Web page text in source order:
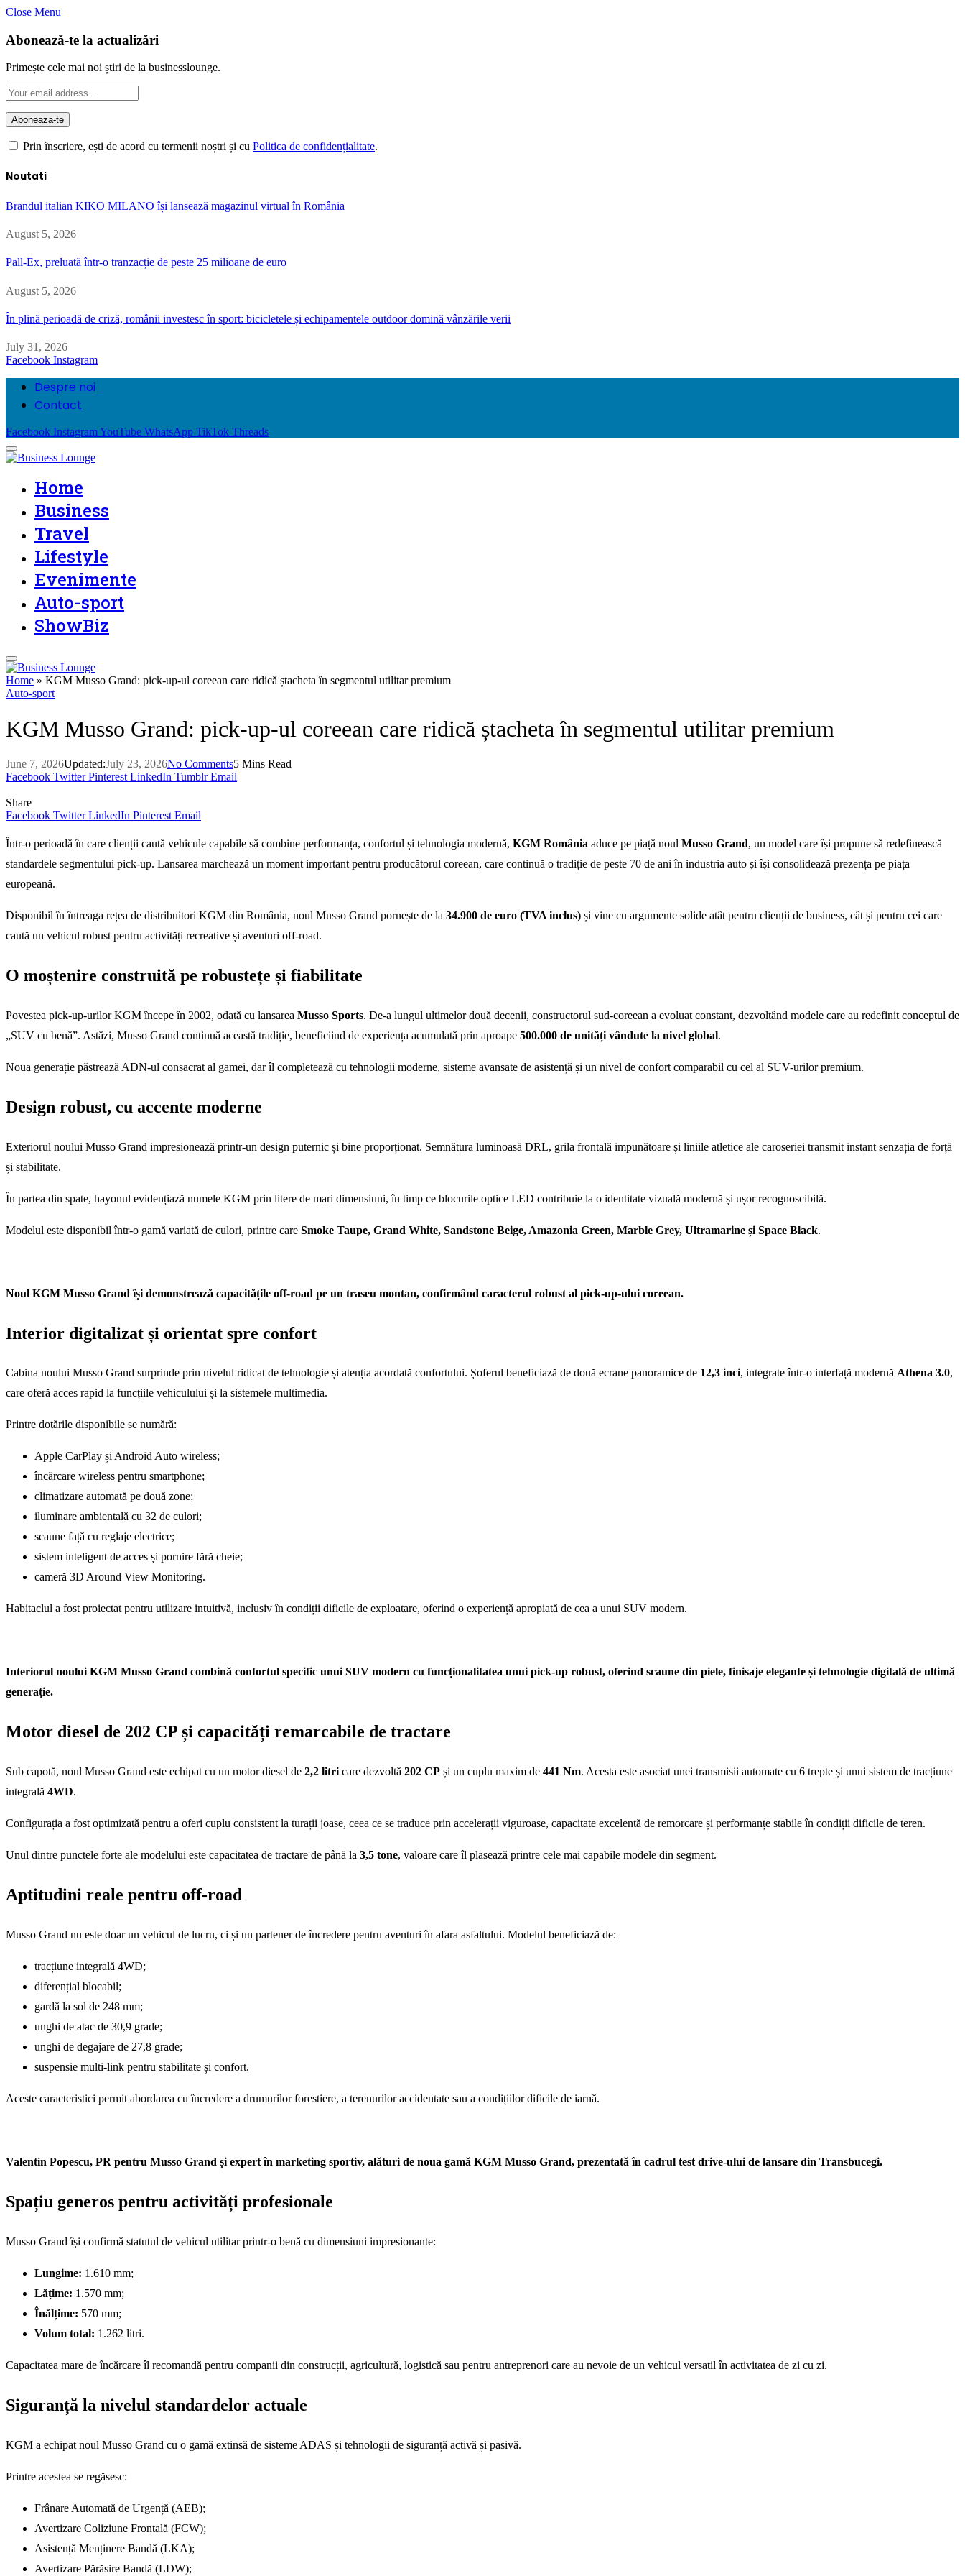
Close Menu
Abonează-te la actualizări
Primește cele mai noi știri de la businesslounge.
Prin înscriere, ești de acord cu termenii noștri și cu Politica de confidențialitate.
Noutati
Brandul italian KIKO MILANO își lansează magazinul virtual în România
August 5, 2026
Pall-Ex, preluată într-o tranzacție de peste 25 milioane de euro
August 5, 2026
În plină perioadă de criză, românii investesc în sport: bicicletele și echipamentele outdoor domină vânzările verii
July 31, 2026
Facebook Instagram
Despre noi
Contact
Facebook InstagramYouTube WhatsApp TikTok Threads
Home
Business
Travel
Lifestyle
Evenimente
Auto-sport
ShowBiz
Home » KGM Musso Grand: pick-up-ul coreean care ridică ștacheta în segmentul utilitar premium
Auto-sport
KGM Musso Grand: pick-up-ul coreean care ridică ștacheta în segmentul utilitar premium
June 7, 2026Updated:July 23, 2026No Comments5 Mins Read
Facebook Twitter Pinterest LinkedIn Tumblr Email
Share
Facebook Twitter LinkedIn Pinterest Email
Într-o perioadă în care clienții caută vehicule capabile să combine performanța, confortul și tehnologia modernă, KGM România aduce pe piață noul Musso Grand, un model care își propune să redefinească
standardele segmentului pick-up. Lansarea marchează un moment important pentru producătorul coreean, care continuă o tradiție de peste 70 de ani în industria auto și își consolidează prezența pe piața
europeană.
Disponibil în întreaga rețea de distribuitori KGM din România, noul Musso Grand pornește de la 34.900 de euro (TVA inclus) și vine cu argumente solide atât pentru clienții de business, cât și pentru cei care
caută un vehicul robust pentru activități recreative și aventuri off-road.
O moștenire construită pe robustețe și fiabilitate
Povestea pick-up-urilor KGM începe în 2002, odată cu lansarea Musso Sports. De-a lungul ultimelor două decenii, constructorul sud-coreean a evoluat constant, dezvoltând modele care au redefinit conceptul de
„SUV cu benă”. Astăzi, Musso Grand continuă această tradiție, beneficiind de experiența acumulată prin aproape 500.000 de unități vândute la nivel global.
Noua generație păstrează ADN-ul consacrat al gamei, dar îl completează cu tehnologii moderne, sisteme avansate de asistență și un nivel de confort comparabil cu cel al SUV-urilor premium.
Design robust, cu accente moderne
Exteriorul noului Musso Grand impresionează printr-un design puternic și bine proporționat. Semnătura luminoasă DRL, grila frontală impunătoare și liniile atletice ale caroseriei transmit instant senzația de forță
și stabilitate.
În partea din spate, hayonul evidențiază numele KGM prin litere de mari dimensiuni, în timp ce blocurile optice LED contribuie la o identitate vizuală modernă și ușor recognoscibilă.
Modelul este disponibil într-o gamă variată de culori, printre care Smoke Taupe, Grand White, Sandstone Beige, Amazonia Green, Marble Grey, Ultramarine și Space Black.
Noul KGM Musso Grand își demonstrează capacitățile off-road pe un traseu montan, confirmând caracterul robust al pick-up-ului coreean.
Interior digitalizat și orientat spre confort
Cabina noului Musso Grand surprinde prin nivelul ridicat de tehnologie și atenția acordată confortului. Șoferul beneficiază de două ecrane panoramice de 12,3 inci, integrate într-o interfață modernă Athena 3.0,
care oferă acces rapid la funcțiile vehiculului și la sistemele multimedia.
Printre dotările disponibile se numără:
Apple CarPlay și Android Auto wireless;
încărcare wireless pentru smartphone;
climatizare automată pe două zone;
iluminare ambientală cu 32 de culori;
scaune față cu reglaje electrice;
sistem inteligent de acces și pornire fără cheie;
cameră 3D Around View Monitoring.
Habitaclul a fost proiectat pentru utilizare intuitivă, inclusiv în condiții dificile de exploatare, oferind o experiență apropiată de cea a unui SUV modern.
Interiorul noului KGM Musso Grand combină confortul specific unui SUV modern cu funcționalitatea unui pick-up robust, oferind scaune din piele, finisaje elegante și tehnologie digitală de ultimă
generație.
Motor diesel de 202 CP și capacități remarcabile de tractare
Sub capotă, noul Musso Grand este echipat cu un motor diesel de 2,2 litri care dezvoltă 202 CP și un cuplu maxim de 441 Nm. Acesta este asociat unei transmisii automate cu 6 trepte și unui sistem de tracțiune
integrală 4WD.
Configurația a fost optimizată pentru a oferi cuplu consistent la turații joase, ceea ce se traduce prin accelerații viguroase, capacitate excelentă de remorcare și performanțe stabile în condiții dificile de teren.
Unul dintre punctele forte ale modelului este capacitatea de tractare de până la 3,5 tone, valoare care îl plasează printre cele mai capabile modele din segment.
Aptitudini reale pentru off-road
Musso Grand nu este doar un vehicul de lucru, ci și un partener de încredere pentru aventuri în afara asfaltului. Modelul beneficiază de:
tracțiune integrală 4WD;
diferențial blocabil;
gardă la sol de 248 mm;
unghi de atac de 30,9 grade;
unghi de degajare de 27,8 grade;
suspensie multi-link pentru stabilitate și confort.
Aceste caracteristici permit abordarea cu încredere a drumurilor forestiere, a terenurilor accidentate sau a condițiilor dificile de iarnă.
Valentin Popescu, PR pentru Musso Grand și expert în marketing sportiv, alături de noua gamă KGM Musso Grand, prezentată în cadrul test drive-ului de lansare din Transbucegi.
Spațiu generos pentru activități profesionale
Musso Grand își confirmă statutul de vehicul utilitar printr-o benă cu dimensiuni impresionante:
Lungime: 1.610 mm;
Lățime: 1.570 mm;
Înălțime: 570 mm;
Volum total: 1.262 litri.
Capacitatea mare de încărcare îl recomandă pentru companii din construcții, agricultură, logistică sau pentru antreprenori care au nevoie de un vehicul versatil în activitatea de zi cu zi.
Siguranță la nivelul standardelor actuale
KGM a echipat noul Musso Grand cu o gamă extinsă de sisteme ADAS și tehnologii de siguranță activă și pasivă.
Printre acestea se regăsesc:
Frânare Automată de Urgență (AEB);
Avertizare Coliziune Frontală (FCW);
Asistență Menținere Bandă (LKA);
Avertizare Părăsire Bandă (LDW);